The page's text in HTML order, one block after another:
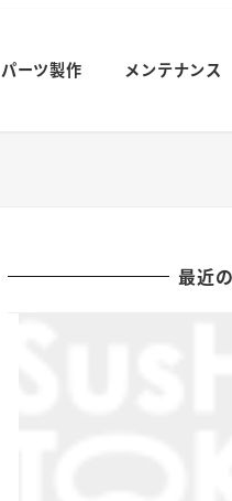
パーツ製作 メンテナンス
最近